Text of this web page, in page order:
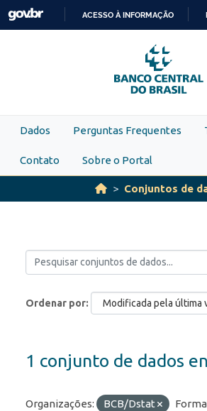
Skip to main content
PARA
O
CONTEÚDO
ACESSO À INFORMAÇÃO
Dados Perguntas Frequentes
Contato Sobre o Portal
Conjuntos de
Ordenar por
1 conjunto de dados
Organizações: BCB/Dstat